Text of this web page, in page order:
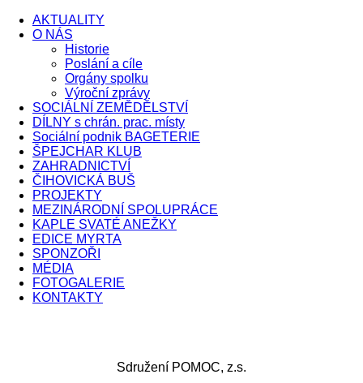
AKTUALITY
O NÁS
Historie
Poslání a cíle
Orgány spolku
Výroční zprávy
SOCIÁLNÍ ZEMĚDĚLSTVÍ
DÍLNY s chrán. prac. místy
Sociální podnik BAGETERIE
ŠPEJCHAR KLUB
ZAHRADNICTVÍ
ČIHOVICKÁ BUŠ
PROJEKTY
MEZINÁRODNÍ SPOLUPRÁCE
KAPLE SVATÉ ANEŽKY
EDICE MYRTA
SPONZOŘI
MÉDIA
FOTOGALERIE
KONTAKTY
Sdružení POMOC, z.s.